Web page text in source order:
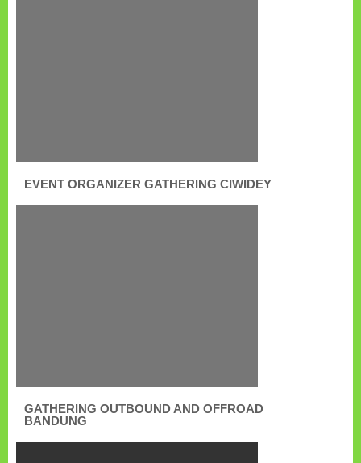
EVENT ORGANIZER GATHERING CIWIDEY
GATHERING OUTBOUND AND OFFROAD
BANDUNG